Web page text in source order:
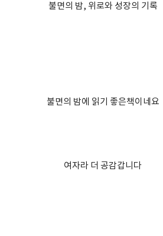
불면의 밤, 위로와 성장의 기록
불면의 밤에 읽기 좋은책이네요
여자라 더 공감갑니다